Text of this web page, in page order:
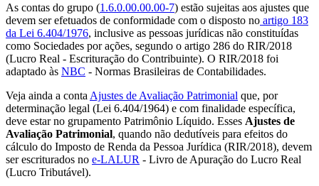
As contas do grupo (1.6.0.00.00.00-7) estão sujeitas aos ajustes que
devem ser efetuados de conformidade com o disposto no artigo 183
da Lei 6.404/1976, inclusive as pessoas jurídicas não constituídas
como Sociedades por ações, segundo o artigo 286 do RIR/2018
(Lucro Real - Escrituração do Contribuinte). O RIR/2018 foi
adaptado às NBC - Normas Brasileiras de Contabilidades.
Veja ainda a conta Ajustes de Avaliação Patrimonial que, por
determinação legal (Lei 6.404/1964) e com finalidade específica,
deve estar no grupamento Patrimônio Líquido. Esses Ajustes de
Avaliação Patrimonial, quando não dedutíveis para efeitos do
cálculo do Imposto de Renda da Pessoa Jurídica (RIR/2018), devem
ser escriturados no e-LALUR - Livro de Apuração do Lucro Real
(Lucro Tributável).